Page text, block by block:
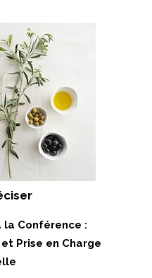
la Conférence :
Prise en Charge